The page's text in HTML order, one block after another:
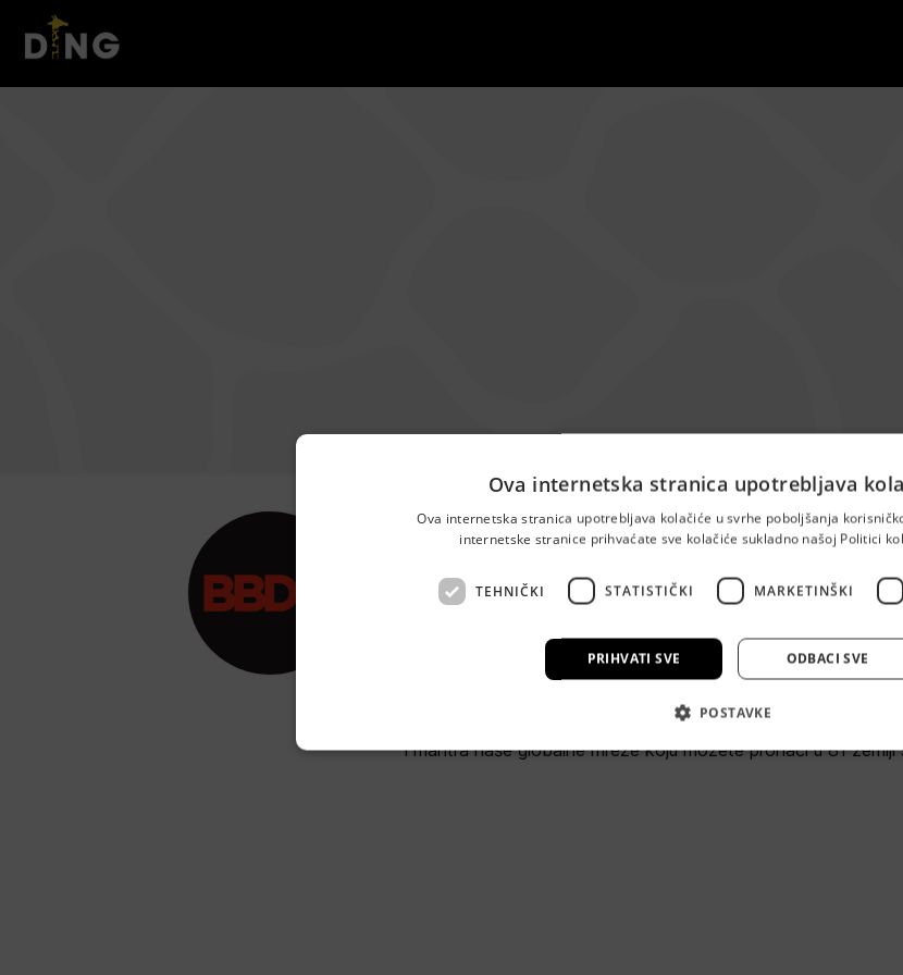
BBDO Zagreb
BBDO Zagreb kreira ideje čiji je cilj rješavanje poslovnih
pritom koristimo je prilično jednostavan, a zove se The Work
i mantra naše globalne mreže koju možete pronaći u 81 zemlji
Ova internetska stranica upotrebljava
Ova internetska stranica upotrebljava kolačiće u svrhe poboljšanja
internetske stranice prihvaćate sve kolačiće sukladno našoj Politici
TEHNIČKI STATISTIČKI MARKETINŠKI
PRIHVATI SVE ODBACI SVE
POSTAVKE